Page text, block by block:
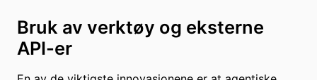
Bruk av verktøy og eksterne
API-er